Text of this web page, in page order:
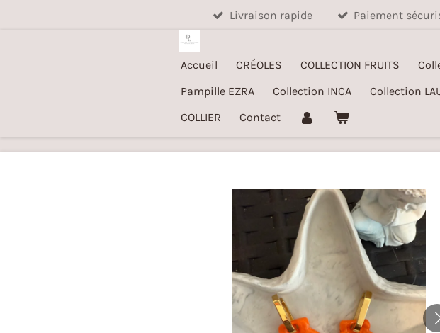
Livraison rapide Paiement
Accueil CRÉOLES COLLECTION FRUITS
Pampille EZRA
Collection INCA Collection
COLLIER
Contact